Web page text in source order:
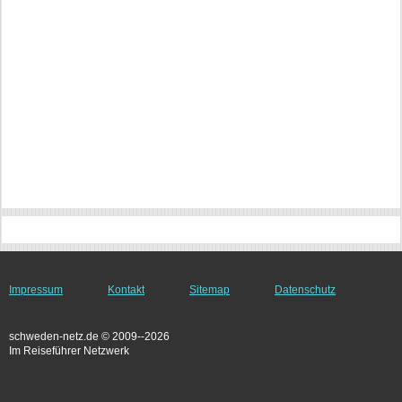
Impressum Kontakt Sitemap Datenschutz
schweden-netz.de © 2009--2026
Im Reiseführer Netzwerk